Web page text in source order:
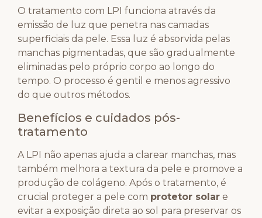
O tratamento com LPI funciona através da
emissão de luz que penetra nas camadas
superficiais da pele. Essa luz é absorvida pelas
manchas pigmentadas, que são gradualmente
eliminadas pelo próprio corpo ao longo do
tempo. O processo é gentil e menos agressivo
do que outros métodos.
Benefícios e cuidados pós-
tratamento
A LPI não apenas ajuda a clarear manchas, mas
também melhora a textura da pele e promove a
produção de colágeno. Após o tratamento, é
crucial proteger a pele com protetor solar e
evitar a exposição direta ao sol para preservar os